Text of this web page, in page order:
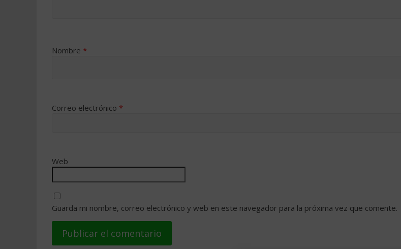
Nombre *
Correo electrónico *
Web
Guarda mi nombre, correo electrónico y web en este navegador para la próxima vez que comente.